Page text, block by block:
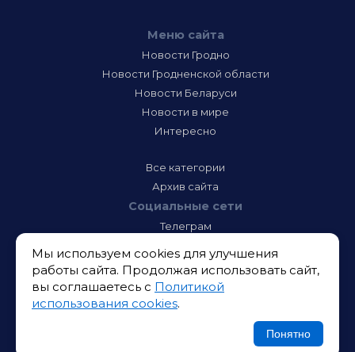
Меню сайта
Новости Гродно
Новости Гродненской области
Новости Беларуси
Новости в мире
Интересно
Все категории
Архив сайта
Социальные сети
Телеграм
Инстаграм
Тик-Ток
Одноклассники
ВК
Мы используем cookies для улучшения
работы сайта. Продолжая использовать сайт,
вы соглашаетесь с Политикой
использования cookies.
Понятно